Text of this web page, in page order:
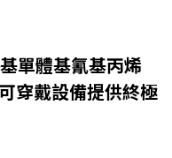
單體基氰基丙烯
穿戴設備提供終極